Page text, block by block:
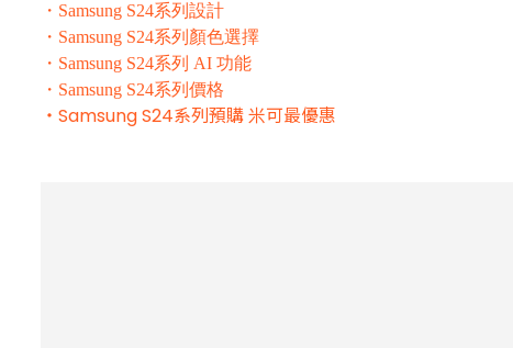
・ Samsung S24系列設計
・ Samsung S24系列顏色選擇
・ Samsung S24系列 AI 功能
・ Samsung S24系列價格
・Samsung S24系列預購 米可最優惠